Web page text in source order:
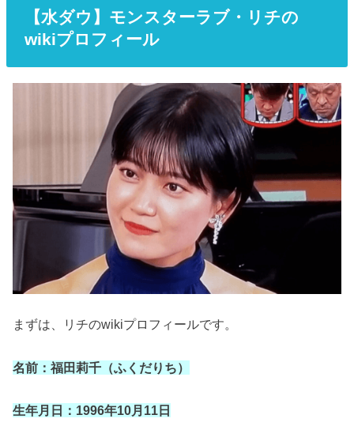
【水ダウ】モンスターラブ・リチの
wikiプロフィール
まずは、リチのwikiプロフィールです。
名前：福田莉千（ふくだりち）
生年月日：1996年10月11日